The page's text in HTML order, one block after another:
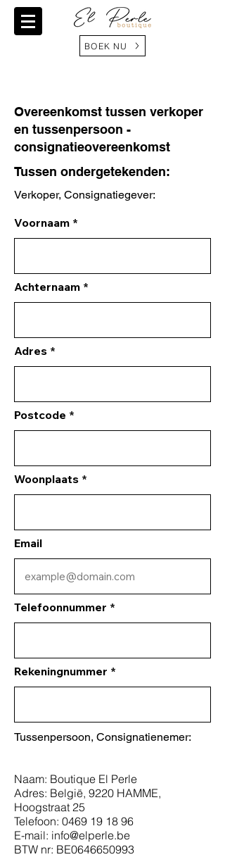
BOEK NU
Overeenkomst tussen verkoper
en tussenpersoon -
consignatieovereenkomst
Tussen ondergetekenden:
Verkoper, Consignatiegever:
Voornaam
Achternaam
Adres
Postcode
Woonplaats
Email
Telefoonnummer
Rekeningnummer
Tussenpersoon, Consignatienemer:
Naam: Boutique El Perle
Adres: België, 9220 HAMME,
Hoogstraat 25
Telefoon: 0469 19 18 96
E-mail: info@elperle.be
BTW nr: BE0646650993